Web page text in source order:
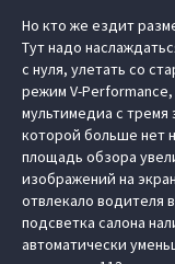
Но кто же ездит
Тут надо
с нуля, улетать со
режим V-
мультимедиа с
которой больше нет
площадь обзора
изображений на
отвлекало водителя
подсветка салона
автоматически